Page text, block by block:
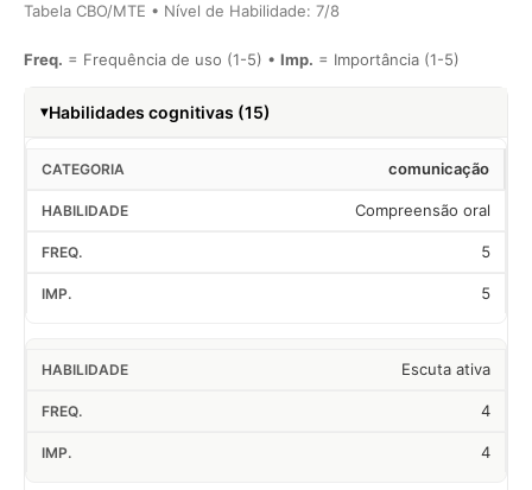
Tabela CBO/MTE • Nível de Habilidade: 7/8
Freq. = Frequência de uso (1-5) • Imp. = Importância (1-5)
Habilidades cognitivas (15)
comunicação
Compreensão oral
5
5
Escuta ativa
4
4